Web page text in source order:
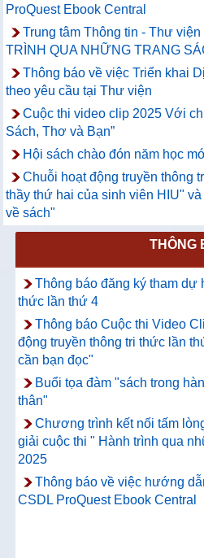
ProQuest Ebook Central
Trung tâm Thông tin - Thư viện
TRÌNH QUA NHỮNG TRANG
Thông báo về việc Triển khai
theo yêu cầu tại Thư viện
Cuộc thi video clip 2025 Với
Sách, Thơ và Bạn”
Hội sách chào đón năm học
Chuỗi hoạt động truyền thông
thầy thứ hai của sinh viên HIU"
về sách"
THÔNG
Thông báo đăng ký tham dự
thức lần thứ 4
Thông báo Cuộc thi Video
động truyền thông tri thức lần
cần bạn đọc"
Buổi tọa đàm "sách trong
thân"
Chương trình kết nối tấm
giải cuộc thi " Hành trình qua
2025
Thông báo về việc hướng
CSDL ProQuest Ebook Central